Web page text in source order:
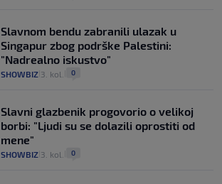
Slavnom bendu zabranili ulazak u
Singapur zbog podrške Palestini:
"Nadrealno iskustvo"
SHOWBIZ 3. kol. 0
Slavni glazbenik progovorio o velikoj
borbi: "Ljudi su se dolazili oprostiti od
mene"
SHOWBIZ 3. kol. 0